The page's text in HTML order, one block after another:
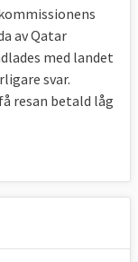
av Qatar
med landet
svar.
resan betald låg